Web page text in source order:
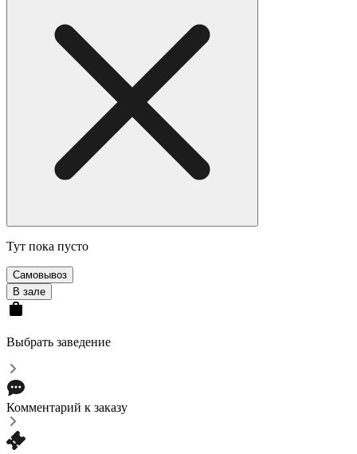
Тут пока пусто
Самовывоз
В зале
Выбрать заведение
Комментарий к заказу